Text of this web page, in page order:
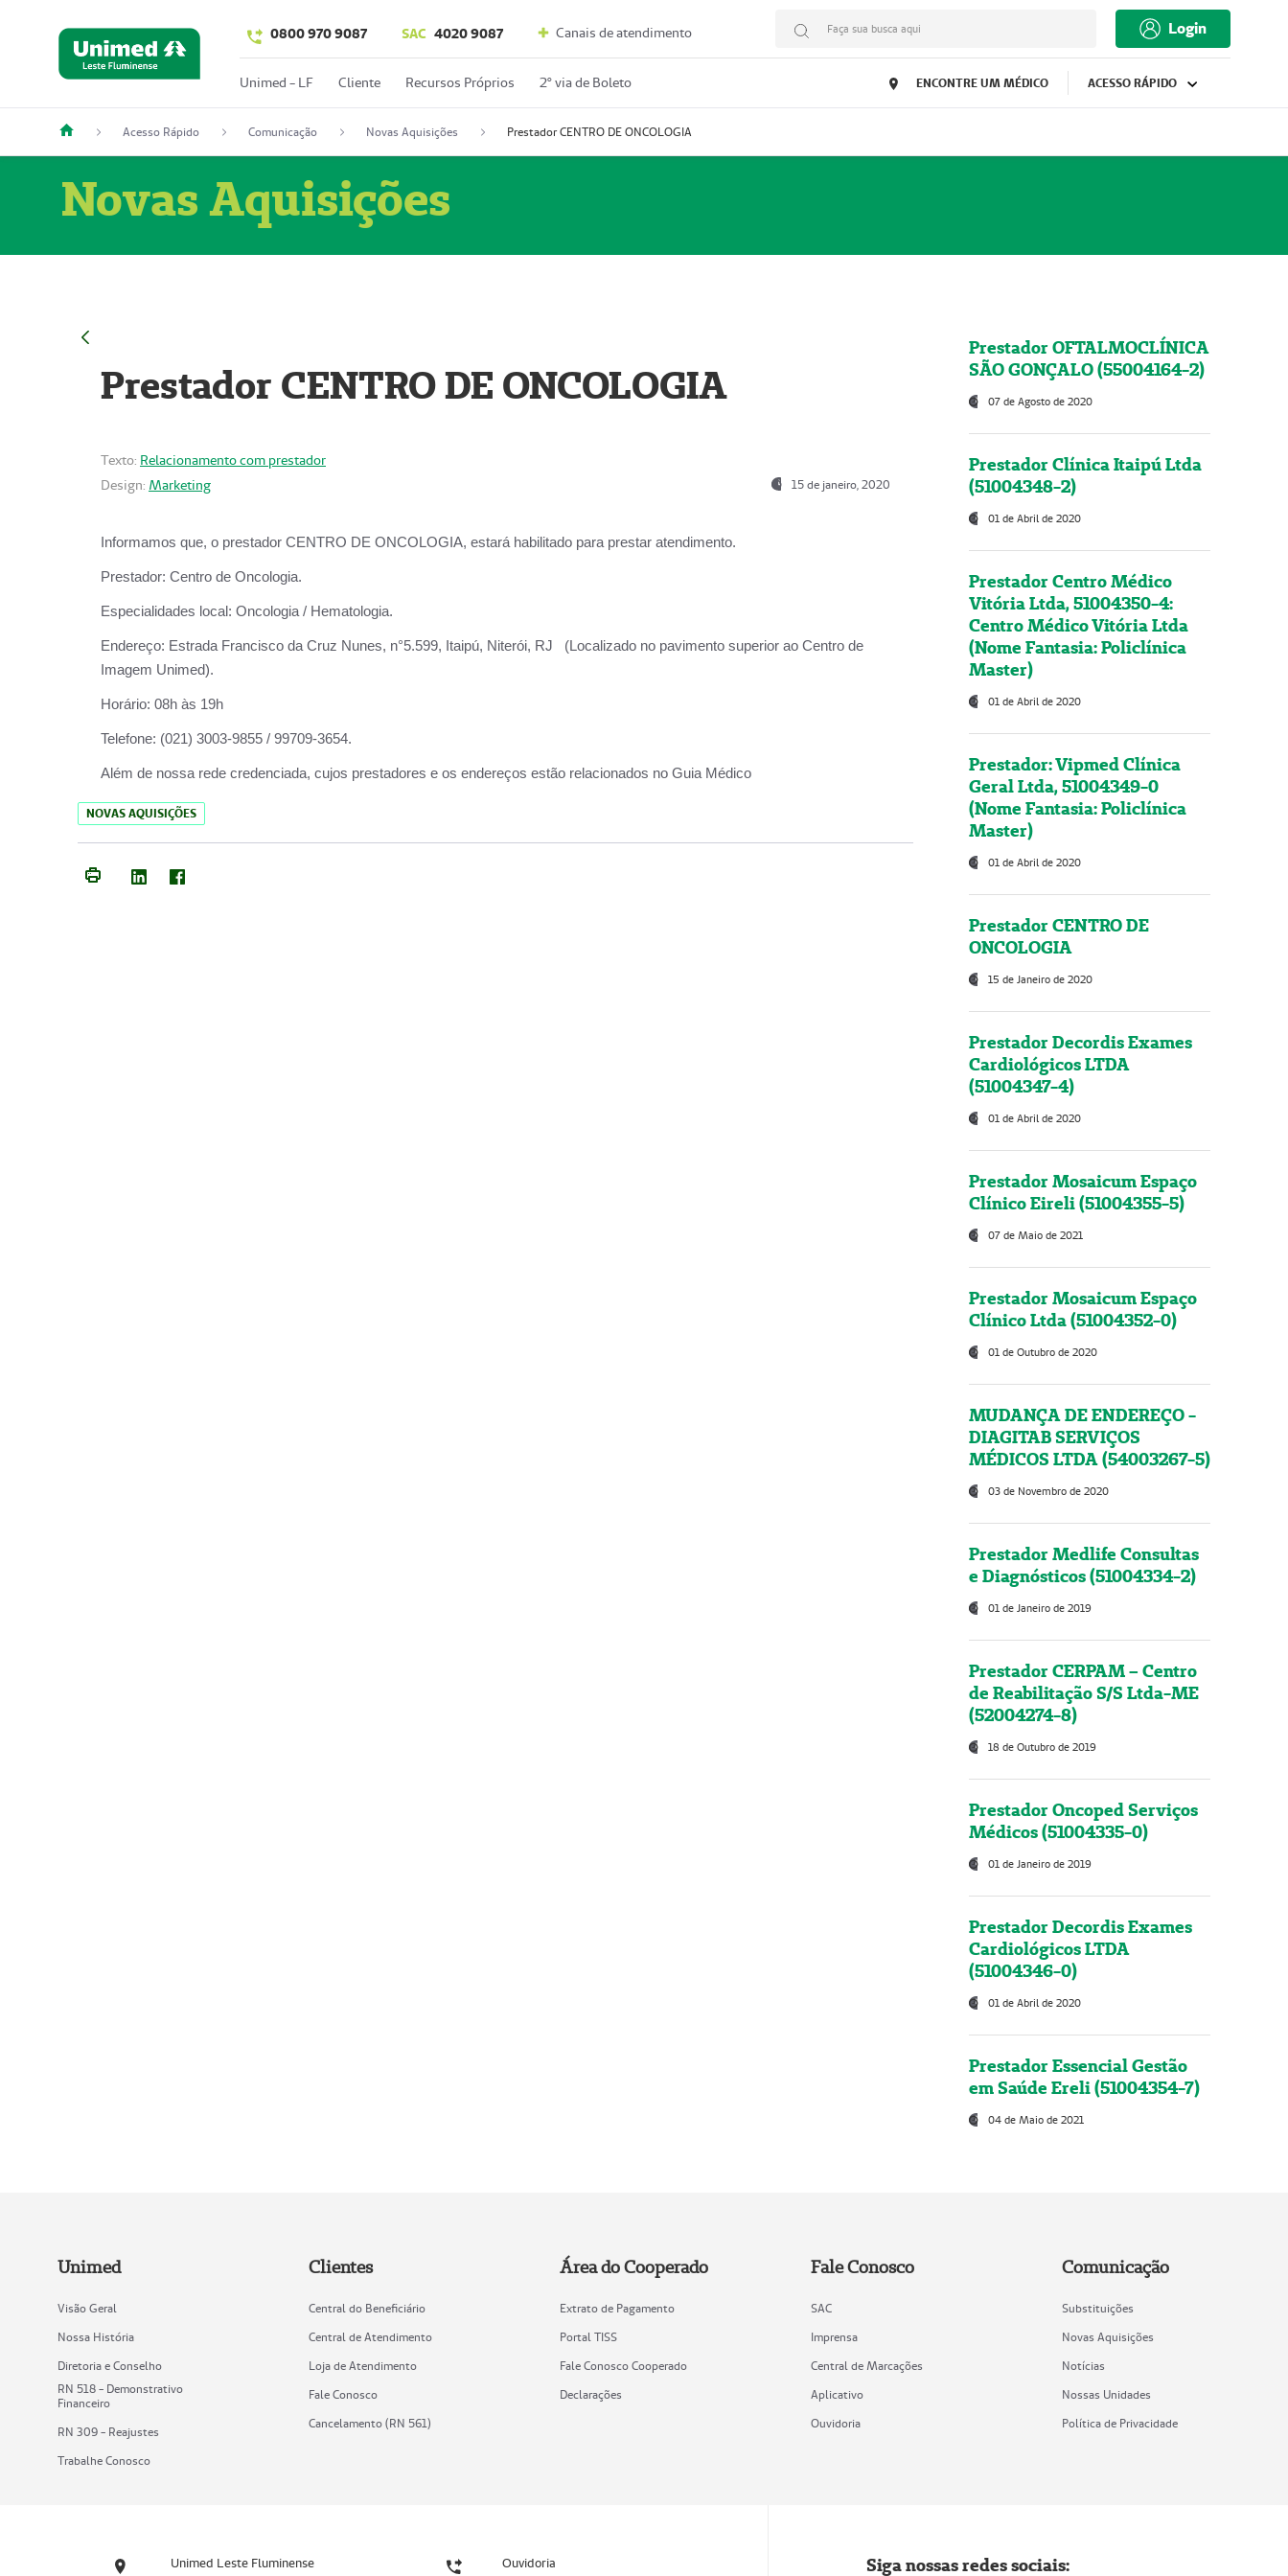
0800 970 9087 SAC 4020 9087 Canais de atendimento Faça sua busca aqui Login
Unimed - LF Cliente Recursos Próprios 2º via de Boleto ENCONTRE UM MÉDICO ACESSO RÁPIDO
Acesso Rápido Comunicação Novas Aquisições Prestador CENTRO DE ONCOLOGIA
Novas Aquisições
Prestador CENTRO DE ONCOLOGIA
Texto: Relacionamento com prestador
Design: Marketing 15 de janeiro, 2020
Informamos que, o prestador CENTRO DE ONCOLOGIA, estará habilitado para prestar atendimento.
Prestador: Centro de Oncologia.
Especialidades local: Oncologia / Hematologia.
Endereço: Estrada Francisco da Cruz Nunes, n°5.599, Itaipú, Niterói, RJ (Localizado no pavimento superior ao Centro de
Imagem Unimed).
Horário: 08h às 19h
Telefone: (021) 3003-9855 / 99709-3654.
Além de nossa rede credenciada, cujos prestadores e os endereços estão relacionados no Guia Médico
NOVAS AQUISIÇÕES
Prestador OFTALMOCLÍNICA
SÃO GONÇALO (55004164-2)
07 de Agosto de 2020
Prestador Clínica Itaipú Ltda
(51004348-2)
01 de Abril de 2020
Prestador Centro Médico
Vitória Ltda, 51004350-4:
Centro Médico Vitória Ltda
(Nome Fantasia: Policlínica
Master)
01 de Abril de 2020
Prestador: Vipmed Clínica
Geral Ltda, 51004349-0
(Nome Fantasia: Policlínica
Master)
01 de Abril de 2020
Prestador CENTRO DE
ONCOLOGIA
15 de Janeiro de 2020
Prestador Decordis Exames
Cardiológicos LTDA
(51004347-4)
01 de Abril de 2020
Prestador Mosaicum Espaço
Clínico Eireli (51004355-5)
07 de Maio de 2021
Prestador Mosaicum Espaço
Clínico Ltda (51004352-0)
01 de Outubro de 2020
MUDANÇA DE ENDEREÇO -
DIAGITAB SERVIÇOS
MÉDICOS LTDA (54003267-5)
03 de Novembro de 2020
Prestador Medlife Consultas
e Diagnósticos (51004334-2)
01 de Janeiro de 2019
Prestador CERPAM – Centro
de Reabilitação S/S Ltda-ME
(52004274-8)
18 de Outubro de 2019
Prestador Oncoped Serviços
Médicos (51004335-0)
01 de Janeiro de 2019
Prestador Decordis Exames
Cardiológicos LTDA
(51004346-0)
01 de Abril de 2020
Prestador Essencial Gestão
em Saúde Ereli (51004354-7)
04 de Maio de 2021
Unimed
Visão Geral
Nossa História
Diretoria e Conselho
RN 518 - Demonstrativo
Financeiro
RN 309 - Reajustes
Trabalhe Conosco
Clientes
Central do Beneficiário
Central de Atendimento
Loja de Atendimento
Fale Conosco
Cancelamento (RN 561)
Área do Cooperado
Extrato de Pagamento
Portal TISS
Fale Conosco Cooperado
Declarações
Fale Conosco
SAC
Imprensa
Central de Marcações
Aplicativo
Ouvidoria
Comunicação
Substituições
Novas Aquisições
Notícias
Nossas Unidades
Política de Privacidade
Unimed Leste Fluminense Ouvidoria Siga nossas redes sociais: